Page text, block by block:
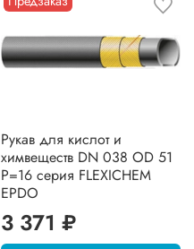
Рукав для кислот и
химвеществ DN 038 OD 51
P=16 серия FLEXICHEM
EPDO
3 371 ₽